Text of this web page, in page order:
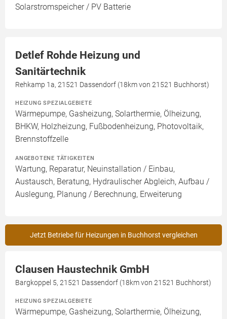
Solarstromspeicher / PV Batterie
Detlef Rohde Heizung und
Sanitärtechnik
Rehkamp 1a, 21521 Dassendorf (18km von 21521 Buchhorst)
HEIZUNG SPEZIALGEBIETE
Wärmepumpe, Gasheizung, Solarthermie, Ölheizung,
BHKW, Holzheizung, Fußbodenheizung, Photovoltaik,
Brennstoffzelle
ANGEBOTENE TÄTIGKEITEN
Wartung, Reparatur, Neuinstallation / Einbau,
Austausch, Beratung, Hydraulischer Abgleich, Aufbau /
Auslegung, Planung / Berechnung, Erweiterung
Jetzt Betriebe für Heizungen in Buchhorst vergleichen
Clausen Haustechnik GmbH
Bargkoppel 5, 21521 Dassendorf (18km von 21521 Buchhorst)
HEIZUNG SPEZIALGEBIETE
Wärmepumpe, Gasheizung, Solarthermie, Ölheizung,